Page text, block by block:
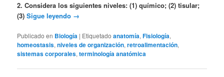
2. Considera los siguientes niveles: (1) químico; (2) tisular;
(3)Sigue leyendo →
Publicado en Biología | Etiquetado anatomía,Fisiología,
homeostasis,niveles de organización,retroalimentación,
sistemas corporales,terminología anatómica